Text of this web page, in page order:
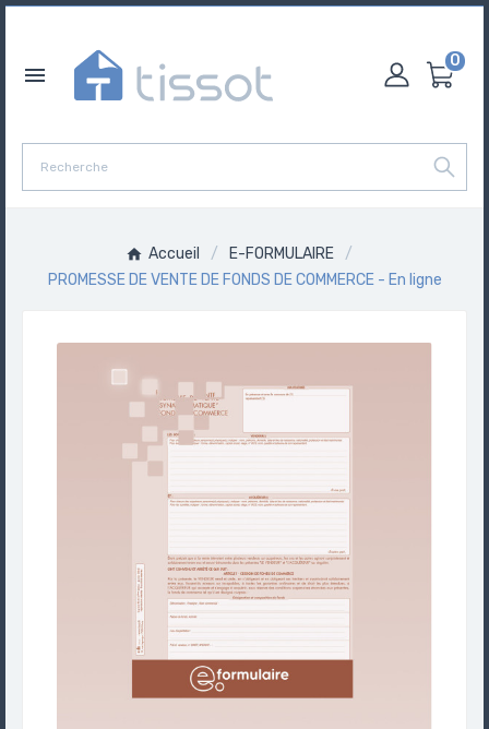

0
Accueil
E-FORMULAIRE
PROMESSE DE VENTE DE FONDS DE COMMERCE - En ligne